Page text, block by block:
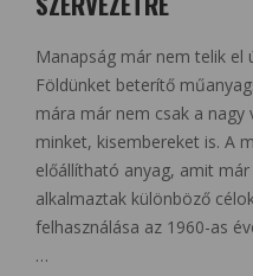
Manapság már nem telik el
Földünket beterítő
mára már nem csak a
minket, kisembereket is. A
előállítható anyag, amit
alkalmaztak különböző
felhasználása az 1960-as
…